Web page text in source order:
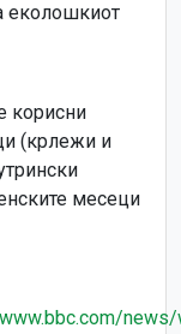
еколошкиот
корисни
(крлежи и
месеци